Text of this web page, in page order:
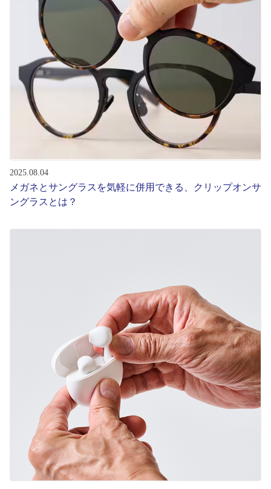
アフターサービス
会社情報
会社概要
パリミキについて
お問い合わせ
English
2025.08.04
メガネとサングラスを気軽に併用できる、クリップオンサ
ングラスとは？